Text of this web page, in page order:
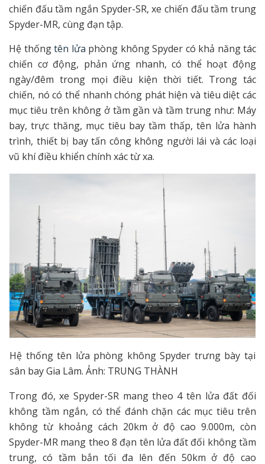
chiến đấu tầm ngắn Spyder-SR, xe chiến đấu tầm trung
Spyder-MR, cùng đạn tập.
Hệ thốngtên lửa phòng không Spyder có khả năng tác
chiến cơ động, phản ứng nhanh, có thể hoạt động
ngày/đêm trong mọi điều kiện thời tiết. Trong tác
chiến, nó có thể nhanh chóng phát hiện và tiêu diệt các
mục tiêu trên không ở tầm gần và tầm trung như: Máy
bay, trực thăng, mục tiêu bay tầm thấp, tên lửa hành
trình, thiết bị bay tấn công không người lái và các loại
vũ khí điều khiển chính xác từ xa.
Hệ thống tên lửa phòng không Spyder trưng bày tại
sân bay Gia Lâm. Ảnh: TRUNG THÀNH
Trong đó, xe Spyder-SR mang theo 4 tên lửa đất đối
không tầm ngắn, có thể đánh chặn các mục tiêu trên
không từ khoảng cách 20km ở độ cao 9.000m, còn
Spyder-MR mang theo 8 đạn tên lửa đất đối không tầm
trung, có tầm bắn tối đa lên đến 50km ở độ cao